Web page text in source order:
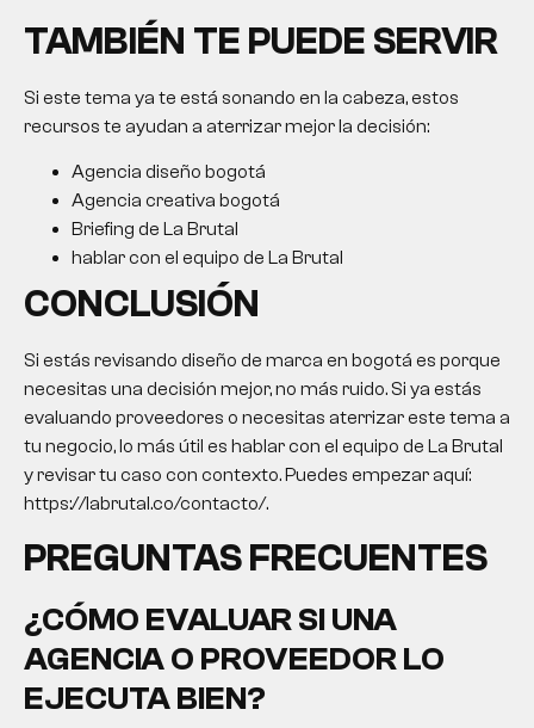
TAMBIÉN TE PUEDE SERVIR
Si este tema ya te está sonando en la cabeza, estos
recursos te ayudan a aterrizar mejor la decisión:
Agencia diseño bogotá
Agencia creativa bogotá
Briefing de La Brutal
hablar con el equipo de La Brutal
CONCLUSIÓN
Si estás revisando diseño de marca en bogotá es porque
necesitas una decisión mejor, no más ruido. Si ya estás
evaluando proveedores o necesitas aterrizar este tema a
tu negocio, lo más útil es hablar con el equipo de La Brutal
y revisar tu caso con contexto. Puedes empezar aquí:
https://labrutal.co/contacto/.
PREGUNTAS FRECUENTES
¿CÓMO EVALUAR SI UNA
AGENCIA O PROVEEDOR LO
EJECUTA BIEN?